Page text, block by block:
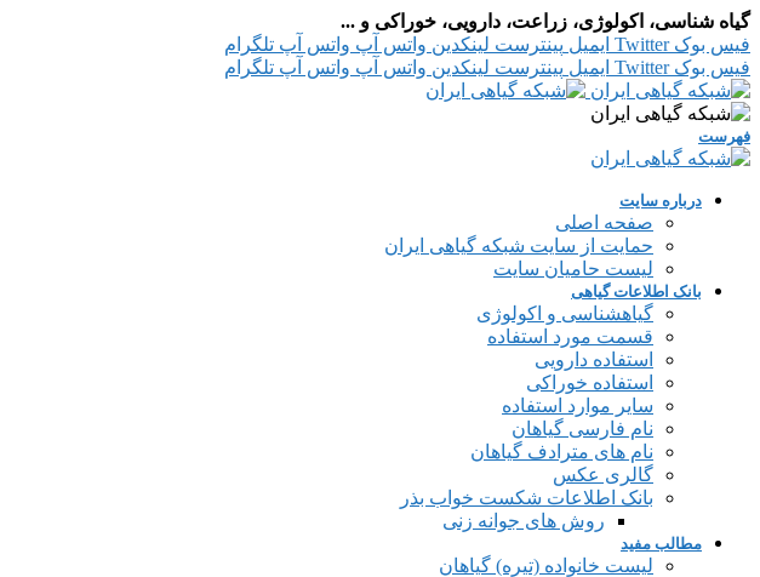
گیاه شناسی، اکولوژی، زراعت، دارویی، خوراکی و ...
فیس بوک Twitter ایمیل پینترست لینکدین واتس آپ واتس آپ تلگرام
فیس بوک Twitter ایمیل پینترست لینکدین واتس آپ واتس آپ تلگرام
فهرست
درباره سایت
صفحه اصلی
حمایت از سایت شبکه گیاهی ایران
لیست حامیان سایت
بانک اطلاعات گیاهی
گیاهشناسی و اکولوژی
قسمت مورد استفاده
استفاده دارویی
استفاده خوراکی
سایر موارد استفاده
نام فارسی گیاهان
نام های مترادف گیاهان
گالری عکس
بانک اطلاعات شکست خواب بذر
روش های جوانه زنی
مطالب مفید
لیست خانواده (تیره) گیاهان